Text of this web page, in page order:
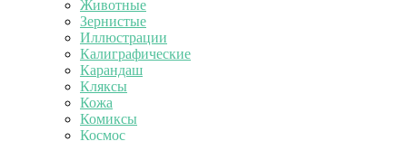
Животные
Зернистые
Иллюстрации
Калиграфические
Карандаш
Кляксы
Кожа
Комиксы
Космос